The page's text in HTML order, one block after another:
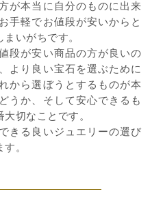
が本当に自分のものに出来
手軽でお値段が安いからと
いがちです。
段が安い商品の方が良いの
より良い宝石を選ぶために
から選ぼうとするものが本
うか、そして安心できるも
切なことです。
きる良いジュエリーの選び
。